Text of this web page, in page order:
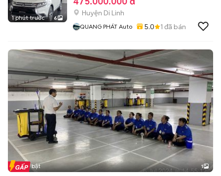
1 phút trước 6
Huyện Di Linh
QUANG PHÁT Auto 5.0 1 đã bán
Tin nổi bật 1